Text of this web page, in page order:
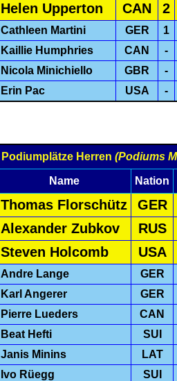
Helen Upperton CAN 2
Cathleen Martini GER
1
Kaillie Humphries CAN
-
Nicola Minichiello GBR
-
Erin Pac USA -
Podiumplätze Herren (Podiums
Name Nation
Thomas Florschütz
GER
Alexander Zubkov
RUS
Steven Holcomb USA
Andre Lange
GER
Karl Angerer
GER
Pierre Lueders
CAN
Beat Hefti
SUI
Janis Minins
LAT
Ivo Rüegg
SUI